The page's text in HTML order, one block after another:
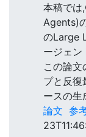
本稿で
Agents)
のLarge
ージェン
この論文
プと反復
ースの生
論文 参